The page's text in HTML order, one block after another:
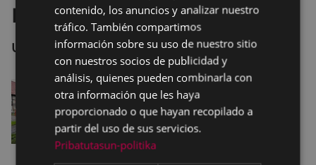
L´Animalada
URKIZU
SPANISH
contenido, los anuncios y analizar nuestro
tráfico. También compartimos
información sobre su uso de nuestro sitio
con nuestros socios de publicidad y
análisis, quienes pueden combinarla con
otra información que les haya
proporcionado o que hayan recopilado a
partir del uso de sus servicios.
Pribatutasun-politika